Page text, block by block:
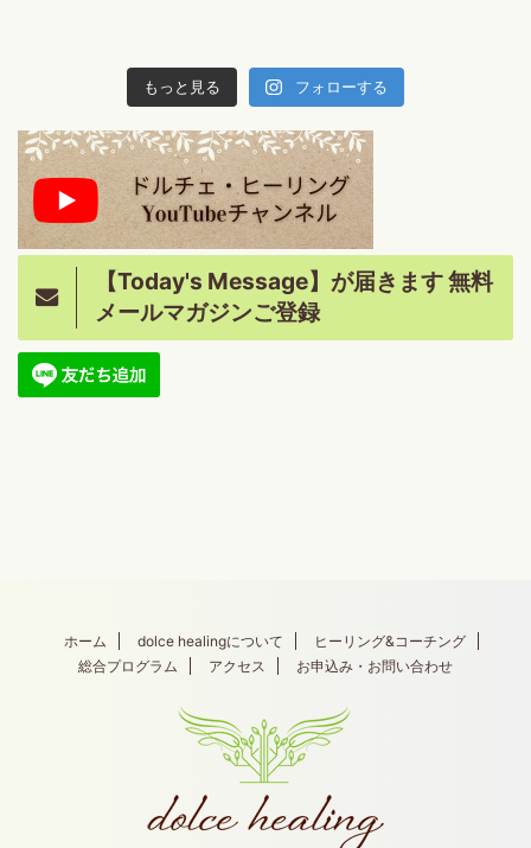
もっと見る フォローする
【Today's Message】が届きます 無料
メールマガジンご登録
ホーム dolce healingについて
ヒーリング&コーチング
総合プログラム
アクセス お申込み・お問い合わせ